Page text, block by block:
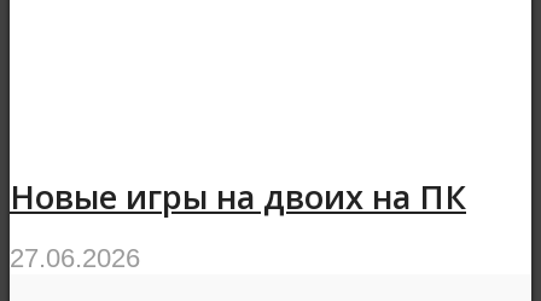
Новые игры на двоих на ПК
27.06.2026